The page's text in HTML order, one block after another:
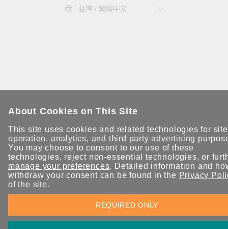
台灣 / 繁體中文
About Cookies on This Site
This site uses cookies and related technologies for site
operation, analytics, and third party advertising
You may choose to consent to our use of these
technologies, reject non-essential technologies, or
manage your preferences. Detailed information and
withdraw your consent can be found in the Privacy
of the site.
REQUIRED ONLY